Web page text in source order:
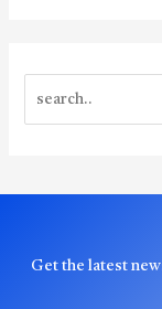
Get the latest